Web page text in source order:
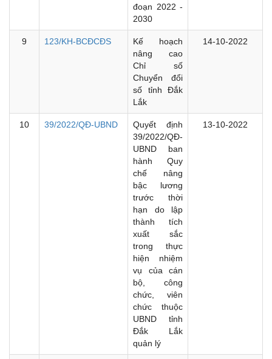
đoạn 2022 -
2030
9 123/KH-BCĐCĐS
Kế hoạch
nâng cao
Chỉ số
Chuyển đổi
số tỉnh Đắk
Lắk
14-10-2022
10 39/2022/QĐ-UBND
Quyết định
39/2022/QĐ-
UBND ban
hành Quy
chế nâng
bậc lương
trước thời
hạn do lập
thành tích
xuất sắc
trong thực
hiện nhiệm
vụ của cán
bộ, công
chức, viên
chức thuộc
UBND tỉnh
Đắk Lắk
quản lý
13-10-2022